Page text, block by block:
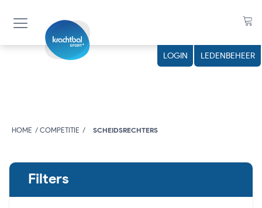
LOGIN LEDENBEHEER
HOME COMPETITIE SCHEIDSRECHTERS
Filters